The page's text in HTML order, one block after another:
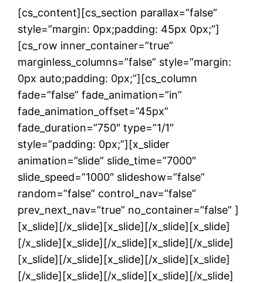
[cs_content][cs_section parallax=”false”
style=”margin: 0px;padding: 45px 0px;”]
[cs_row inner_container=”true”
marginless_columns=”false” style=”margin:
0px auto;padding: 0px;”][cs_column
fade=”false” fade_animation=”in”
fade_animation_offset=”45px”
fade_duration=”750″ type=”1/1″
style=”padding: 0px;”][x_slider
animation=”slide” slide_time=”7000″
slide_speed=”1000″ slideshow=”false”
random=”false” control_nav=”false”
prev_next_nav=”true” no_container=”false” ]
[x_slide][/x_slide][x_slide][/x_slide][x_slide]
[/x_slide][x_slide][/x_slide][x_slide][/x_slide]
[x_slide][/x_slide][x_slide][/x_slide][x_slide]
[/x_slide][x_slide][/x_slide][x_slide][/x_slide]